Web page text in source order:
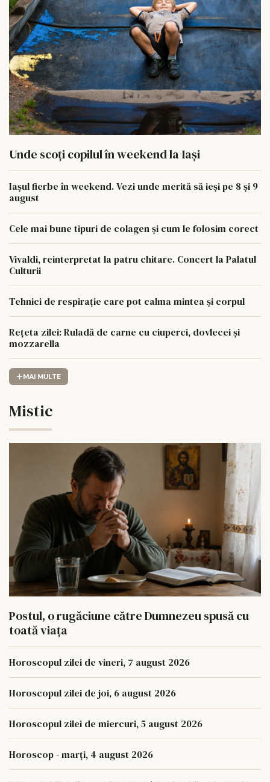
Unde scoți copilul în weekend la Iași
Iașul fierbe în weekend. Vezi unde merită să ieși pe 8 și 9
august
Cele mai bune tipuri de colagen și cum le folosim corect
Vivaldi, reinterpretat la patru chitare. Concert la Palatul
Culturii
Tehnici de respirație care pot calma mintea și corpul
Rețeta zilei: Ruladă de carne cu ciuperci, dovlecei și
mozzarella
MAI MULTE
Mistic
Postul, o rugăciune către Dumnezeu spusă cu
toată viața
Horoscopul zilei de vineri, 7 august 2026
Horoscopul zilei de joi, 6 august 2026
Horoscopul zilei de miercuri, 5 august 2026
Horoscop - marți, 4 august 2026